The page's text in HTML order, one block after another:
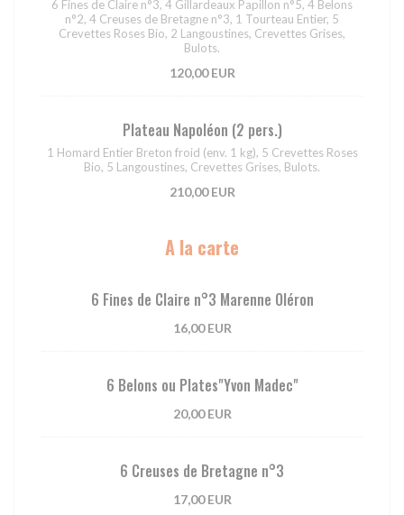
6 Fines de Claire n°3, 4 Gillardeaux Papillon n°5, 4 Belons
n°2, 4 Creuses de Bretagne n°3, 1 Tourteau Entier, 5
Crevettes Roses Bio, 2 Langoustines, Crevettes Grises,
Bulots.
120,00 EUR
Plateau Napoléon (2 pers.)
1 Homard Entier Breton froid (env. 1 kg), 5 Crevettes Roses
Bio, 5 Langoustines, Crevettes Grises, Bulots.
210,00 EUR
A la carte
6 Fines de Claire n°3 Marenne Oléron
16,00 EUR
6 Belons ou Plates"Yvon Madec"
20,00 EUR
6 Creuses de Bretagne n°3
17,00 EUR